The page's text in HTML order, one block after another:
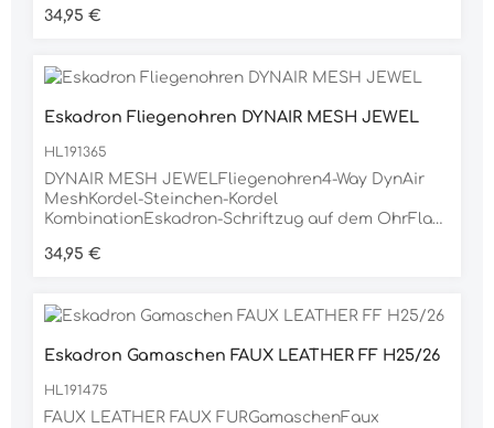
Regulärer Preis:
34,95 €
Eskadron Fliegenohren DYNAIR MESH JEWEL
HL191365
DYNAIR MESH JEWELFliegenohren4-Way DynAir
MeshKordel-Steinchen-Kordel
KombinationEskadron-Schriftzug auf dem OhrFlag-
Regulärer Preis:
34,95 €
Eskadron Gamaschen FAUX LEATHER FF H25/26
HL191475
FAUX LEATHER FAUX FURGamaschenFaux